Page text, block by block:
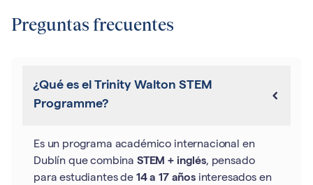
Preguntas frecuentes
¿Qué es el Trinity Walton STEM
Programme?
Es un programa académico internacional en
Dublín que combina STEM + inglés, pensado
para estudiantes de 14 a 17 añosinteresados en